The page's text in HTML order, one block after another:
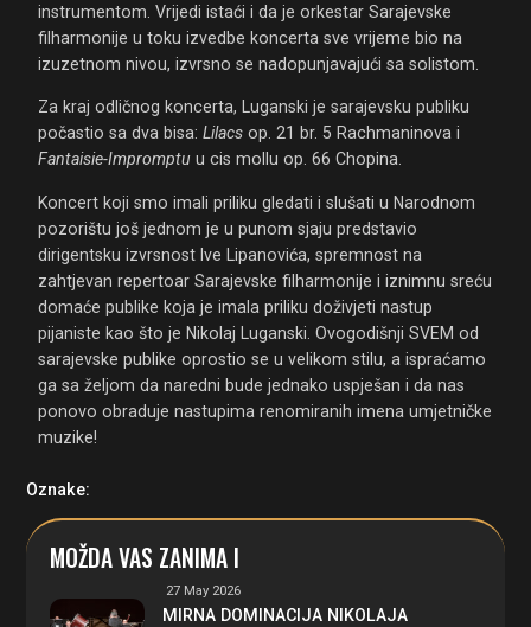
instrumentom. Vrijedi istaći i da je orkestar Sarajevske
filharmonije u toku izvedbe koncerta sve vrijeme bio na
izuzetnom nivou, izvrsno se nadopunjavajući sa solistom.
Za kraj odličnog koncerta, Luganski je sarajevsku publiku
počastio sa dva bisa:Lilacs op. 21 br. 5 Rachmaninova i
Fantaisie-Impromptu u cis mollu op. 66 Chopina.
Koncert koji smo imali priliku gledati i slušati u Narodnom
pozorištu još jednom je u punom sjaju predstavio
dirigentsku izvrsnost Ive Lipanovića, spremnost na
zahtjevan repertoar Sarajevske filharmonije i iznimnu sreću
domaće publike koja je imala priliku doživjeti nastup
pijaniste kao što je Nikolaj Luganski. Ovogodišnji SVEM od
sarajevske publike oprostio se u velikom stilu, a ispraćamo
ga sa željom da naredni bude jednako uspješan i da nas
ponovo obraduje nastupima renomiranih imena umjetničke
muzike!
Oznake:
MOŽDA VAS ZANIMA I
27 May 2026
MIRNA DOMINACIJA NIKOLAJA